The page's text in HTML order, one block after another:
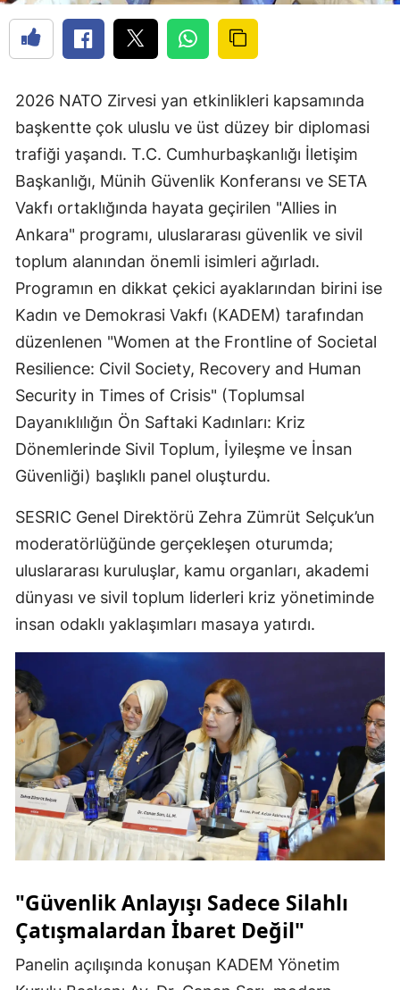
2026 NATO Zirvesi yan etkinlikleri kapsamında
başkentte çok uluslu ve üst düzey bir diplomasi
trafiği yaşandı. T.C. Cumhurbaşkanlığı İletişim
Başkanlığı, Münih Güvenlik Konferansı ve SETA
Vakfı ortaklığında hayata geçirilen "Allies in
Ankara" programı, uluslararası güvenlik ve sivil
toplum alanından önemli isimleri ağırladı.
Programın en dikkat çekici ayaklarından birini ise
Kadın ve Demokrasi Vakfı (KADEM) tarafından
düzenlenen "Women at the Frontline of Societal
Resilience: Civil Society, Recovery and Human
Security in Times of Crisis" (Toplumsal
Dayanıklılığın Ön Saftaki Kadınları: Kriz
Dönemlerinde Sivil Toplum, İyileşme ve İnsan
Güvenliği) başlıklı panel oluşturdu.
SESRIC Genel Direktörü Zehra Zümrüt Selçuk’un
moderatörlüğünde gerçekleşen oturumda;
uluslararası kuruluşlar, kamu organları, akademi
dünyası ve sivil toplum liderleri kriz yönetiminde
insan odaklı yaklaşımları masaya yatırdı.
"Güvenlik Anlayışı Sadece Silahlı
Çatışmalardan İbaret Değil"
Panelin açılışında konuşan KADEM Yönetim